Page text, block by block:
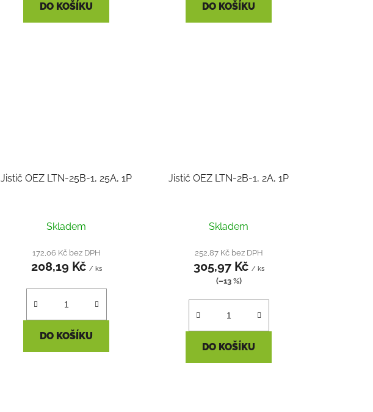
DO KOŠÍKU DO KOŠÍKU
Jistič OEZ LTN-25B-1, 25A, 1P
Skladem
172,06 Kč bez DPH
208,19 Kč / ks
DO KOŠÍKU
Jistič OEZ LTN-2B-1, 2A, 1P
Skladem
252,87 Kč bez DPH
305,97 Kč / ks
(–13 %)
DO KOŠÍKU